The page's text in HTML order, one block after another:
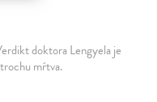
doktora Lengyela je
mŕtva.